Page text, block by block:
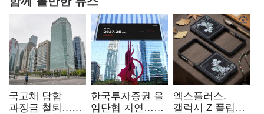
국고채 담합
과징금 철퇴…
한국투자증권 올
임단협 지연…
엑스플러스,
갤럭시 Z 플립8·